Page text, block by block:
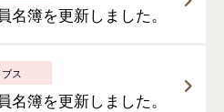
簿を更新しました。
ス
簿を更新しました。